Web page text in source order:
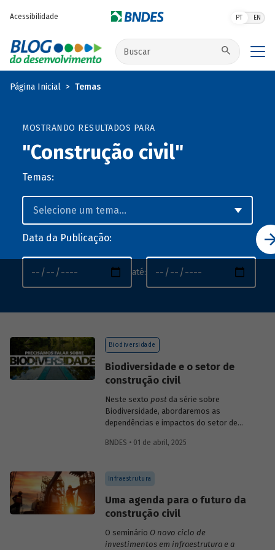
Acessibilidade PT EN
Buscar no site
Página Inicial Temas
MOSTRANDO RESULTADOS PARA
"Construção civil"
Temas:
Data da Publicação:
até:
Biodiversidade
Biodiversidade e o setor de
construção civil
Neste sexto postda série sobre
Biodiversidade, abordaremos as
dependências e impactos do setor de
BNDES • 01 de abril, 2025
Infraestrutura
Uma agenda para o futuro da
construção civil
O seminário O novo ciclo de
investimentos em infraestrutura e a